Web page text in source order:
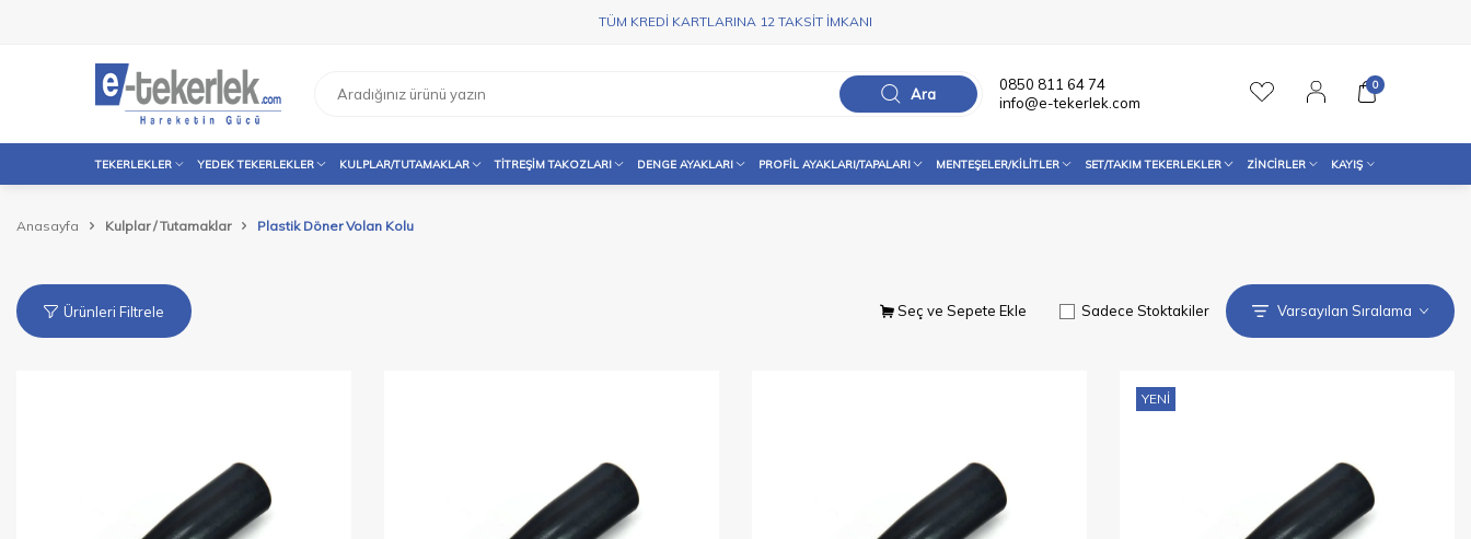
TÜM KREDİ KARTLARINA 12 TAKSİT İMKANI
Ara
0850 811 64 74
info@e-tekerlek.com
0
TEKERLEKLER YEDEK TEKERLEKLER KULPLAR/TUTAMAKLAR TITREŞIM TAKOZLARI DENGE AYAKLARI PROFIL AYAKLARI/TAPALARI MENTEŞELER/KILITLER SET/TAKIM TEKERLEKLER ZINCIRLER KAYIŞ
Anasayfa Kulplar / Tutamaklar Plastik Döner Volan Kolu
Ürünleri Filtrele Sadece Stoktakiler
Seç ve Sepete Ekle
YENI